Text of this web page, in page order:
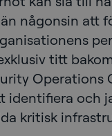
någonsin att
titt
Operations
identifiera och
kritisk